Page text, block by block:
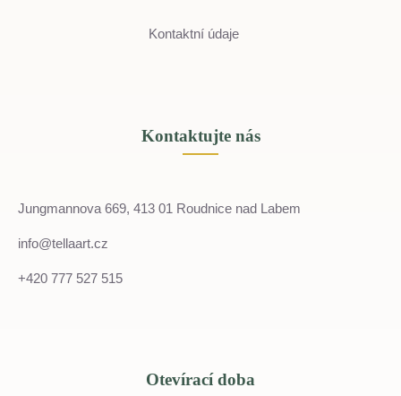
Kontaktní údaje
Kontaktujte nás
Jungmannova 669, 413 01 Roudnice nad Labem
info@tellaart.cz
+420 777 527 515
Otevírací doba